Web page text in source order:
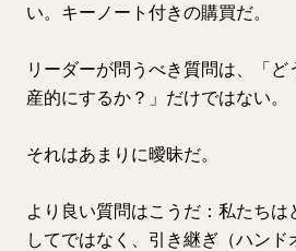
い。キーノート付きの購買だ。
リーダーが問うべき質問は、「
産的にするか？」だけではない。
それはあまりに曖昧だ。
より良い質問はこうだ：私たちは
してではなく、引き継ぎ（ハン